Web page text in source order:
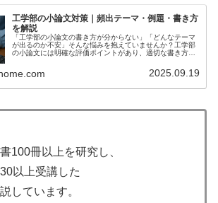
工学部の小論文対策｜頻出テーマ・例題・書き方
を解説
「工学部の小論文の書き方が分からない」「どんなテーマ
が出るのか不安」そんな悩みを抱えていませんか？工学部
の小論文には明確な評価ポイントがあり、適切な書き方を
2025.09.19
100冊以上を研究し、
以上受講した
しています。